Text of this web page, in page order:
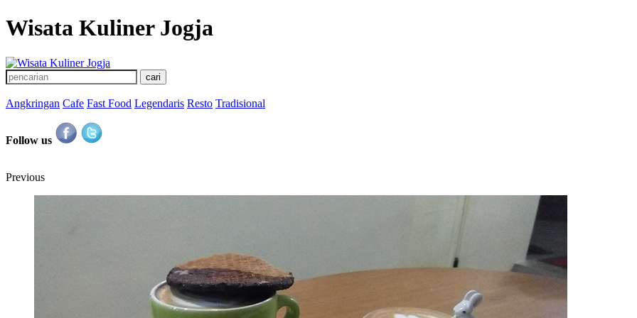
Wisata Kuliner Jogja
Angkringan Cafe Fast Food Legendaris Resto Tradisional
Follow us
Previous